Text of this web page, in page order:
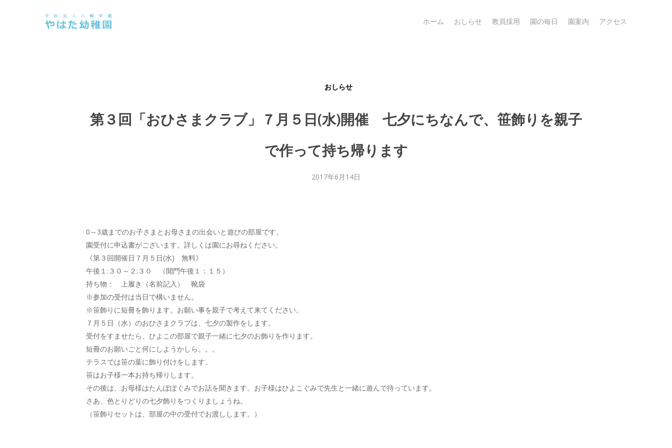
ホーム おしらせ 教員採用 園の毎日 園案内 アクセス
おしらせ
第３回「おひさまクラブ」７月５日(水)開催 七夕にちなんで、笹飾りを親子
で作って持ち帰ります
2017年6月14日
0～3歳までのお子さまとお母さまの出会いと遊びの部屋です。
園受付に申込書がございます。詳しくは園にお尋ねください。
《第３回開催日７月５日(水) 無料》
午後１:３０～２:３０ （開門午後１：１５）
持ち物： 上履き（名前記入） 靴袋
※参加の受付は当日で構いません。
※笹飾りに短冊を飾ります。お願い事を親子で考えて来てください。
７月５日（水）のおひさまクラブは、七夕の製作をします。
受付をすませたら、ひよこの部屋で親子一緒に七夕のお飾りを作ります。
短冊のお願いごと何にしようかしら。。。
テラスでは笹の葉に飾り付けをします。
笹はお子様一本お持ち帰りします。
その後は、お母様はたんぽぽぐみでお話を聞きます。お子様はひよこぐみで先生と一緒に遊んで待っています。
さあ、色とりどりの七夕飾りをつくりましょうね。
（笹飾りセットは、部屋の中の受付でお渡しします。）